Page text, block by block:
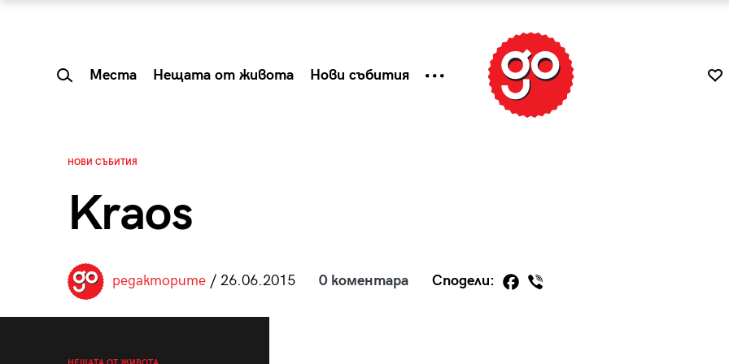
Места Нещата от живота Нови събития
НОВИ СЪБИТИЯ
Kraos
редакторите/ 26.06.2015 0 коментара Сподели: